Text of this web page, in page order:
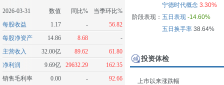
2026-03-31 数值 同比%
当季环比%
每股收益
1.17 -
56.82
每股净资产
14.86 8.68
-
主营收入
32.00亿 89.62
61.80
净利润
9.69亿 29632.29
162.35
销售毛利率
0.00 - 92.66
宁德时代概念 3.30%
阶段表现： 五日表现 -14.60%
五日换手率38.64%
投资体检
上市以来涨跌幅